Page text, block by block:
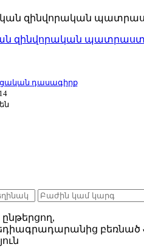
զինվորական
դասագիրք
բեռնած